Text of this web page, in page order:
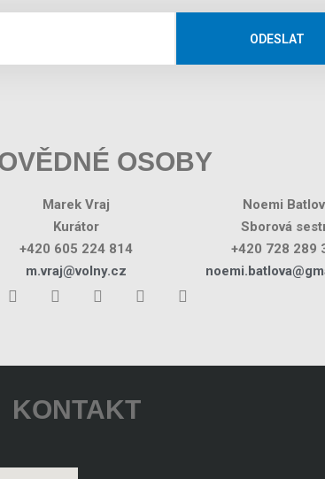
ODESLAT
OSOBY
Marek Vraj
Kurátor
+420 605 224 814
m.vraj@volny.cz
Noemi
Sborová
+420 728 289
KONTAKT